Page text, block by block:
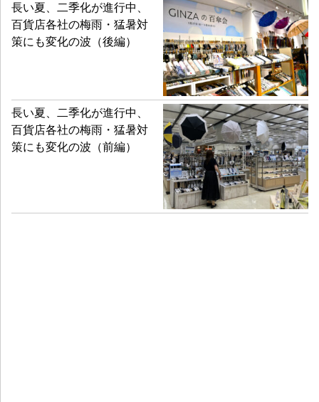
長い夏、二季化が進行中、
百貨店各社の梅雨・猛暑対
策にも変化の波（後編）
長い夏、二季化が進行中、
百貨店各社の梅雨・猛暑対
策にも変化の波（前編）